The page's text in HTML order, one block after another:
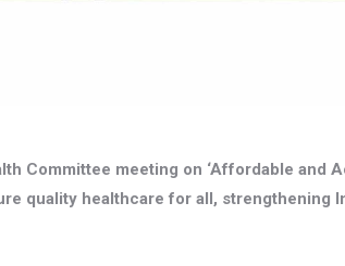
Committee meeting on ‘Affordable and
quality healthcare for all, strengthening